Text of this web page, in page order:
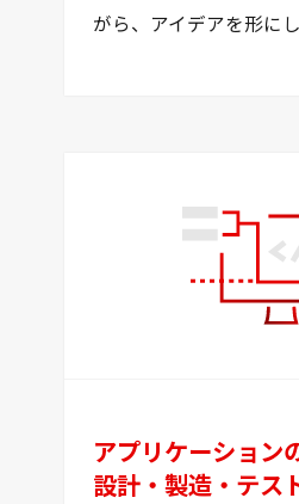
がら、アイデアを形に
アプリケーション
設計・ 製造・テス